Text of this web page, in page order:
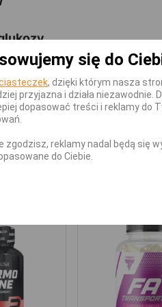
+ Chrom 30kaps?
dziennie, na ok. 20
się do
, dzięki którym nasza
przyjazna i działa niezawodnie.
dopasować treści i reklamy do
zgodzisz, reklamy nadal będą się
do Ciebie.